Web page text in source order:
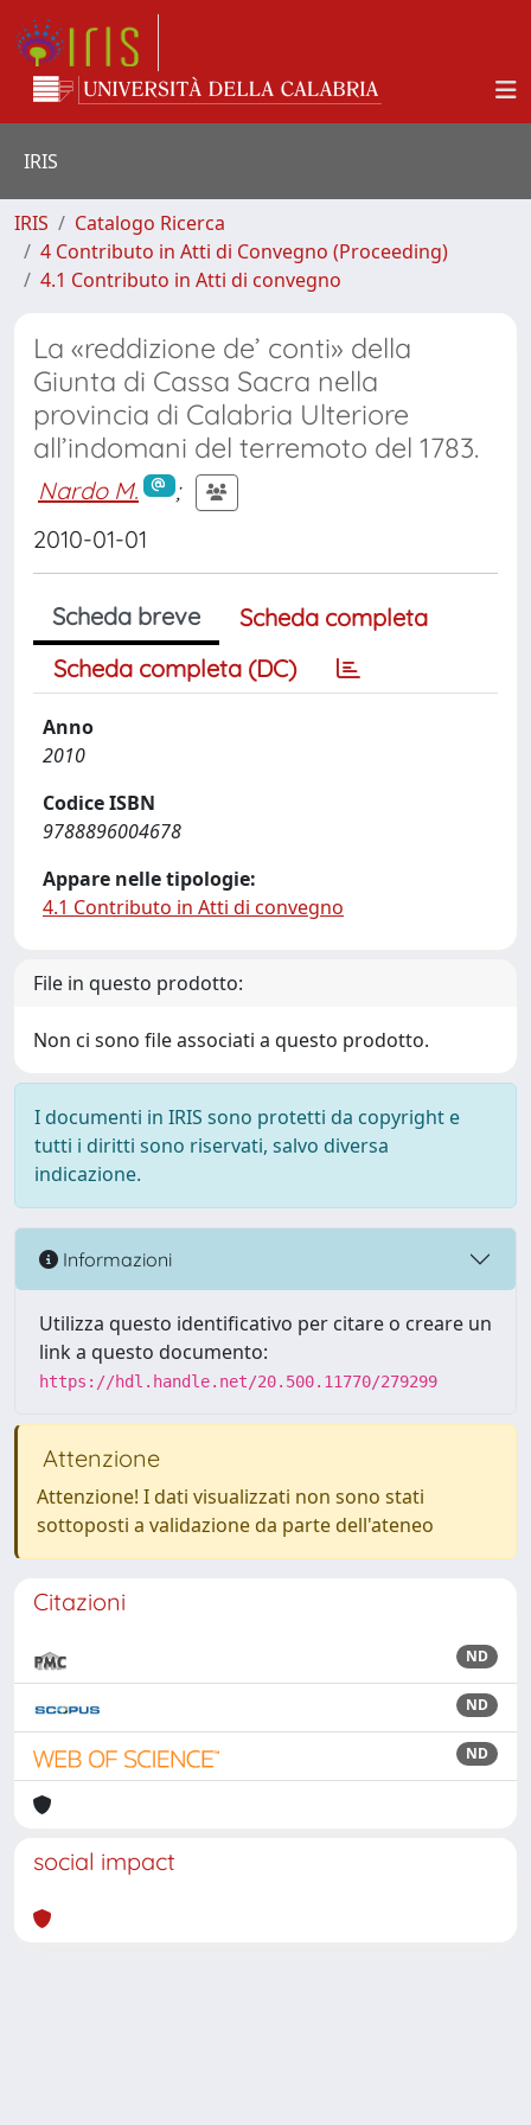
IRIS
IRIS
Catalogo Ricerca
4 Contributo in Atti di Convegno (Proceeding)
4.1 Contributo in Atti di convegno
La «reddizione de’ conti» della
Giunta di Cassa Sacra nella
provincia di Calabria Ulteriore
all’indomani del terremoto del 1783.
Nardo M.
;
2010-01-01
Scheda breve
Scheda completa
Scheda completa (DC)
Anno
2010
Codice ISBN
9788896004678
Appare nelle tipologie:
4.1 Contributo in Atti di convegno
File in questo prodotto:
Non ci sono file associati a questo prodotto.
I documenti in IRIS sono protetti da copyright e
tutti i diritti sono riservati, salvo diversa
indicazione.
Informazioni
Utilizza questo identificativo per citare o creare un
link a questo documento:
https://hdl.handle.net/20.500.11770/279299
Attenzione
Attenzione! I dati visualizzati non sono stati
sottoposti a validazione da parte dell'ateneo
Citazioni
ND
ND
ND
social impact